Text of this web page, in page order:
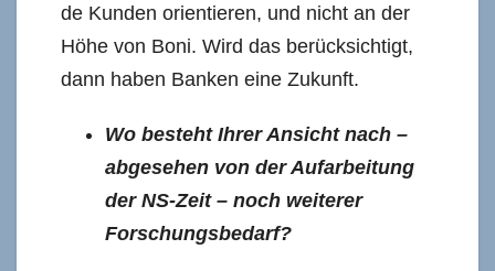
de Kunden orientieren, und nicht an der
Höhe von Boni. Wird das berücksichtigt,
dann haben Banken eine Zukunft.
Wo besteht Ihrer Ansicht nach –
abgesehen von der Aufarbeitung
der NS-Zeit – noch weiterer
Forschungsbedarf?